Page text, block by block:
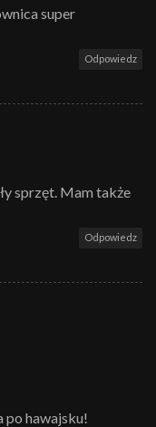
super
Odpowiedz
sprzęt. Mam także
Odpowiedz
po hawajsku!